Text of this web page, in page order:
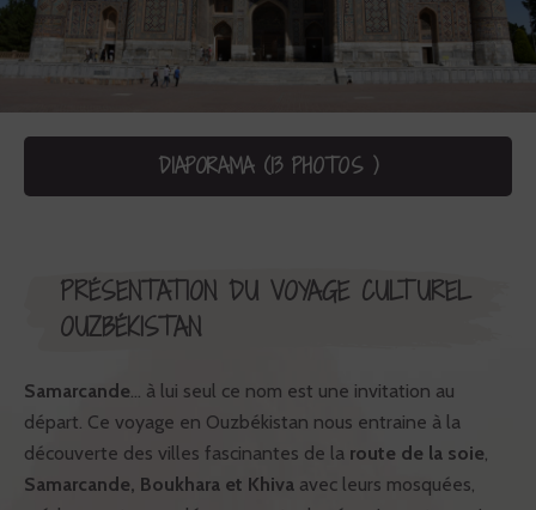
DIAPORAMA (13 PHOTOS )
PRÉSENTATION DU VOYAGE CULTUREL
OUZBÉKISTAN
Samarcande … à lui seul ce nom est une invitation au
départ. Ce voyage en Ouzbékistan nous entraine à la
découverte des villes fascinantes de la route de la soie
Samarcande, Boukhara et Khiva avec leurs mosquées,